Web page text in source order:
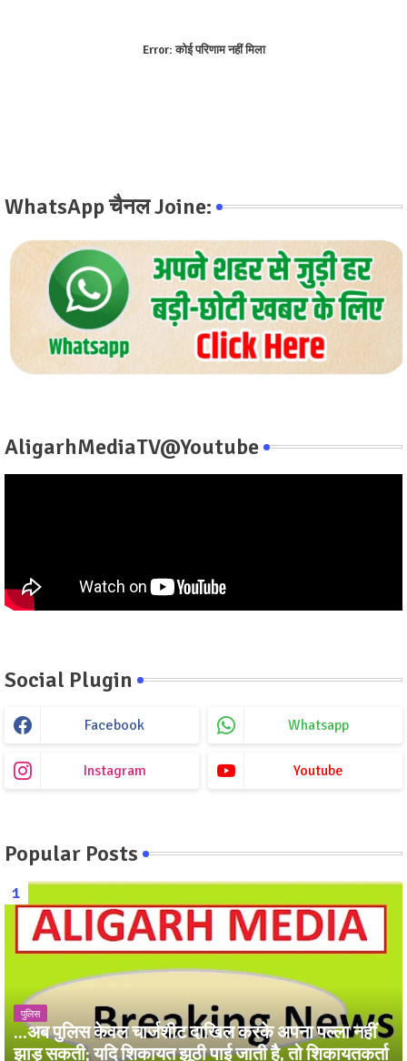
Error:कोई परिणाम नहीं मिला
WhatsApp चैनल Joine:
AligarhMediaTV@Youtube
Social Plugin
Facebook Whatsapp
Instagram Youtube
Popular Posts
पुलिस
...अब पुलिस केवल चार्जशीट दाखिल करके अपना पल्ला नहीं
झाड़ सकती; यदि शिकायत झूठी पाई जाती है, तो शिकायतकर्ता